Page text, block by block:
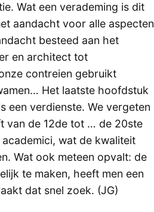
Wat een verademing is dit
aandacht voor alle aspecten
besteed aan het
en architect tot
contreien gebruikt
Het laatste hoofdstuk
een verdienste. We vergeten
van de 12de tot … de 20ste
wat de kwaliteit
Wat ook meteen opvalt: de
te maken, heeft men een
dat snel zoek. (JG)